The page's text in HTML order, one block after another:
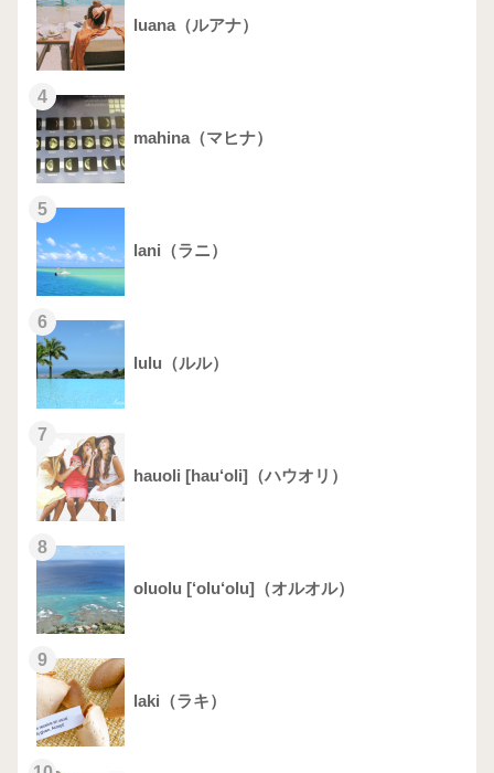
luana（ルアナ）
4
mahina（マヒナ）
5
lani（ラニ）
6
lulu（ルル）
7
hauoli [hau‘oli]（ハウオリ）
8
oluolu [‘olu‘olu]（オルオル）
9
laki（ラキ）